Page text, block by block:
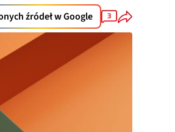
źródeł w Google 3